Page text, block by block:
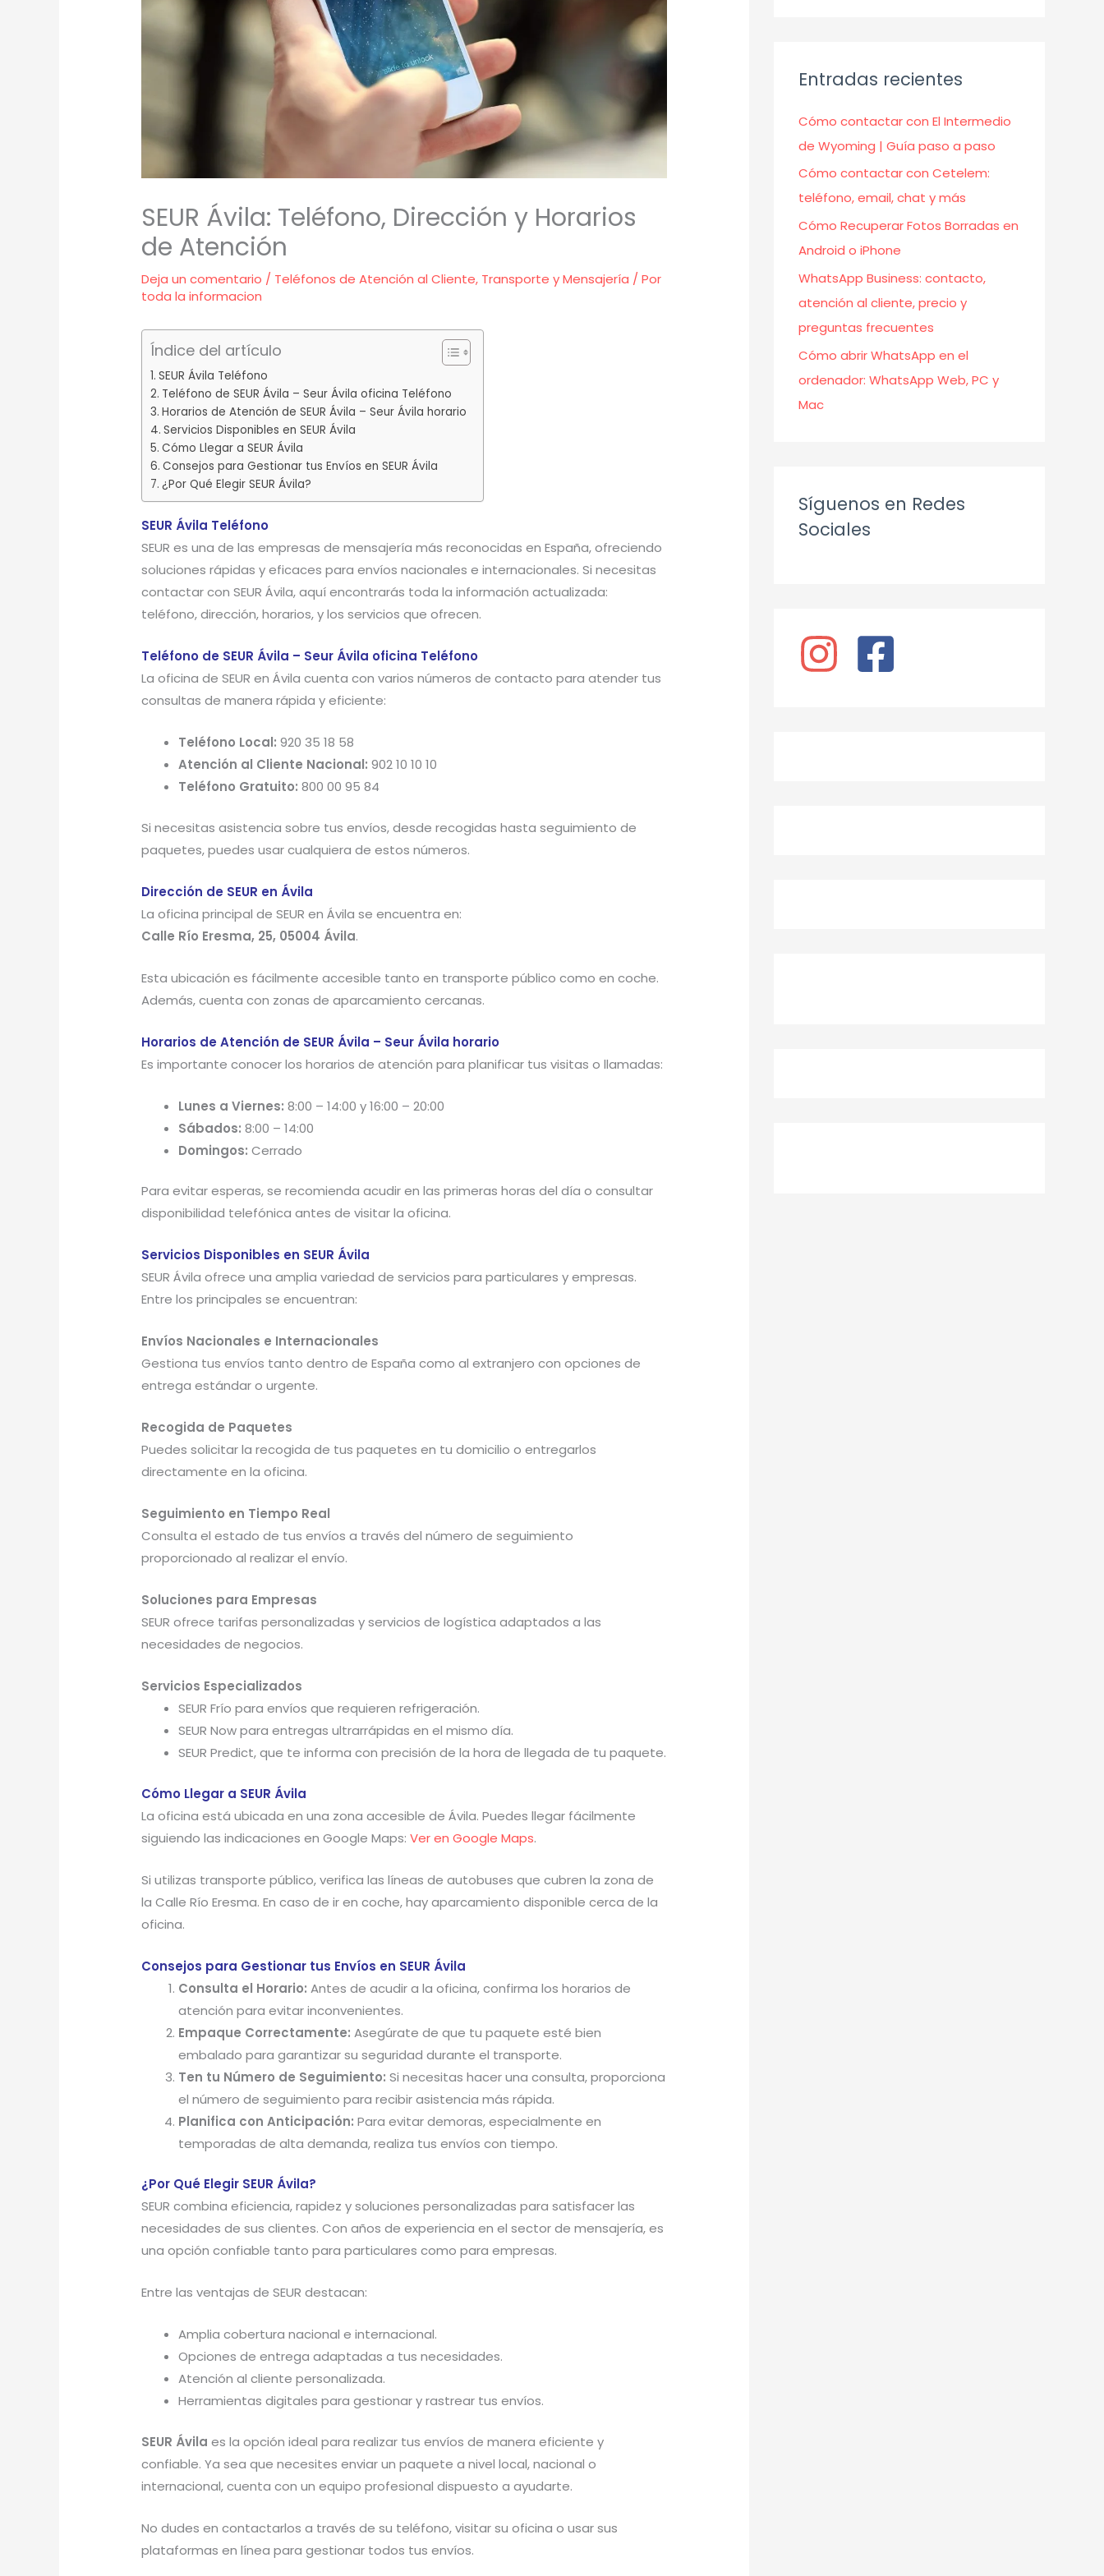
SEUR Ávila: Teléfono, Dirección y Horarios
de Atención
Deja un comentario / Teléfonos de Atención al Cliente, Transporte y Mensajería / Por
toda la informacion
Índice del artículo
SEUR Ávila Teléfono
Teléfono de SEUR Ávila – Seur Ávila oficina Teléfono
Horarios de Atención de SEUR Ávila – Seur Ávila horario
Servicios Disponibles en SEUR Ávila
Cómo Llegar a SEUR Ávila
Consejos para Gestionar tus Envíos en SEUR Ávila
¿Por Qué Elegir SEUR Ávila?
SEUR Ávila Teléfono
SEUR es una de las empresas de mensajería más reconocidas en España, ofreciendo
soluciones rápidas y eficaces para envíos nacionales e internacionales. Si necesitas
contactar con SEUR Ávila, aquí encontrarás toda la información actualizada:
teléfono, dirección, horarios, y los servicios que ofrecen.
Teléfono de SEUR Ávila – Seur Ávila oficina Teléfono
La oficina de SEUR en Ávila cuenta con varios números de contacto para atender tus
consultas de manera rápida y eficiente:
Teléfono Local: 920 35 18 58
Atención al Cliente Nacional: 902 10 10 10
Teléfono Gratuito: 800 00 95 84
Si necesitas asistencia sobre tus envíos, desde recogidas hasta seguimiento de
paquetes, puedes usar cualquiera de estos números.
Dirección de SEUR en Ávila
La oficina principal de SEUR en Ávila se encuentra en:
Calle Río Eresma, 25, 05004 Ávila.
Esta ubicación es fácilmente accesible tanto en transporte público como en coche.
Además, cuenta con zonas de aparcamiento cercanas.
Horarios de Atención de SEUR Ávila – Seur Ávila horario
Es importante conocer los horarios de atención para planificar tus visitas o llamadas:
Lunes a Viernes: 8:00 – 14:00 y 16:00 – 20:00
Sábados: 8:00 – 14:00
Domingos: Cerrado
Para evitar esperas, se recomienda acudir en las primeras horas del día o consultar
disponibilidad telefónica antes de visitar la oficina.
Servicios Disponibles en SEUR Ávila
SEUR Ávila ofrece una amplia variedad de servicios para particulares y empresas.
Entre los principales se encuentran:
Envíos Nacionales e Internacionales
Gestiona tus envíos tanto dentro de España como al extranjero con opciones de
entrega estándar o urgente.
Recogida de Paquetes
Puedes solicitar la recogida de tus paquetes en tu domicilio o entregarlos
directamente en la oficina.
Seguimiento en Tiempo Real
Consulta el estado de tus envíos a través del número de seguimiento
proporcionado al realizar el envío.
Soluciones para Empresas
SEUR ofrece tarifas personalizadas y servicios de logística adaptados a las
necesidades de negocios.
Servicios Especializados
SEUR Frío para envíos que requieren refrigeración.
SEUR Now para entregas ultrarrápidas en el mismo día.
SEUR Predict, que te informa con precisión de la hora de llegada de tu paquete.
Cómo Llegar a SEUR Ávila
La oficina está ubicada en una zona accesible de Ávila. Puedes llegar fácilmente
siguiendo las indicaciones en Google Maps:Ver en Google Maps.
Si utilizas transporte público, verifica las líneas de autobuses que cubren la zona de
la Calle Río Eresma. En caso de ir en coche, hay aparcamiento disponible cerca de la
oficina.
Consejos para Gestionar tus Envíos en SEUR Ávila
Consulta el Horario: Antes de acudir a la oficina, confirma los horarios de
atención para evitar inconvenientes.
Empaque Correctamente: Asegúrate de que tu paquete esté bien
embalado para garantizar su seguridad durante el transporte.
Ten tu Número de Seguimiento: Si necesitas hacer una consulta, proporciona
el número de seguimiento para recibir asistencia más rápida.
Planifica con Anticipación: Para evitar demoras, especialmente en
temporadas de alta demanda, realiza tus envíos con tiempo.
¿Por Qué Elegir SEUR Ávila?
SEUR combina eficiencia, rapidez y soluciones personalizadas para satisfacer las
necesidades de sus clientes. Con años de experiencia en el sector de mensajería, es
una opción confiable tanto para particulares como para empresas.
Entre las ventajas de SEUR destacan:
Amplia cobertura nacional e internacional.
Opciones de entrega adaptadas a tus necesidades.
Atención al cliente personalizada.
Herramientas digitales para gestionar y rastrear tus envíos.
SEUR Ávila es la opción ideal para realizar tus envíos de manera eficiente y
confiable. Ya sea que necesites enviar un paquete a nivel local, nacional o
internacional, cuenta con un equipo profesional dispuesto a ayudarte.
No dudes en contactarlos a través de su teléfono, visitar su oficina o usar sus
plataformas en línea para gestionar todos tus envíos.
Entradas recientes
Cómo contactar con El Intermedio
de Wyoming | Guía paso a paso
Cómo contactar con Cetelem:
teléfono, email, chat y más
Cómo Recuperar Fotos Borradas en
Android o iPhone
WhatsApp Business: contacto,
atención al cliente, precio y
preguntas frecuentes
Cómo abrir WhatsApp en el
ordenador: WhatsApp Web, PC y
Mac
Síguenos en Redes
Sociales